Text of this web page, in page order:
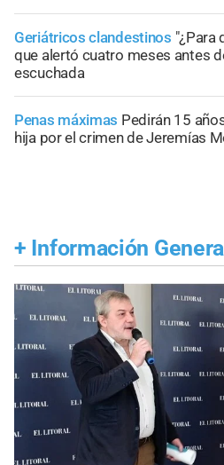
Geriátricos clandestinos "¿Para
que alertó cuatro meses antes
escuchada
Penas máximas Pedirán 15
hija por el crimen de Jeremías
+ Información General